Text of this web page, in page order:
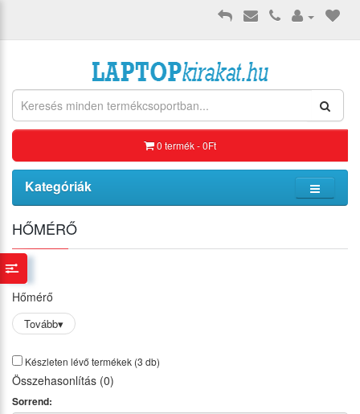
0 termék - 0Ft
Kategóriák
HŐMÉRŐ
Hőmérő
Tovább▾
Készleten lévő termékek (3 db)
Összehasonlítás (0)
Sorrend: